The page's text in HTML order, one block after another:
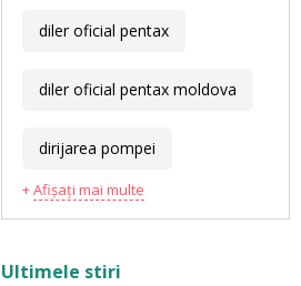
diler oficial pentax
diler oficial pentax moldova
dirijarea pompei
Afișați mai multe
Ultimele stiri